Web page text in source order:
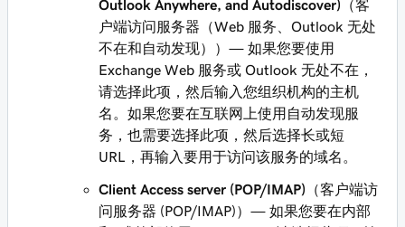
Outlook Anywhere, and Autodiscover) （客
户端访问服务器（Web 服务、Outlook 无处
不在和自动发现））— 如果您要使用
Exchange Web 服务或 Outlook 无处不在，
请选择此项，然后输入您组织机构的主机
名。如果您要在互联网上使用自动发现服
务，也需要选择此项，然后选择长或短
URL，再输入要用于访问该服务的域名。
Client Access server (POP/IMAP) （客户端访
问服务器 (POP/IMAP)）— 如果您要在内部